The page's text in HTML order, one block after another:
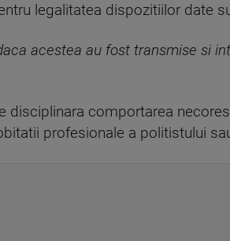
legalitatea dispozitiilor date
acestea au fost transmise si
disciplinara comportarea
profesionale a politistului